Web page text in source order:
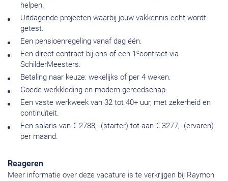
helpen.
Uitdagende projecten waarbij jouw vakkennis echt wordt
getest.
Een pensioenregeling vanaf dag één.
Een direct contract bij ons of een 1 econtract via
SchilderMeesters.
Betaling naar keuze: wekelijks of per 4 weken.
Goede werkkleding en modern gereedschap.
Een vaste werkweek van 32 tot 40+ uur, met zekerheid en
continuïteit.
Een salaris van € 2788,- (starter) tot aan € 3277,- (ervaren)
per maand.
Reageren
Meer informatie over deze vacature is te verkrijgen bij Raymon